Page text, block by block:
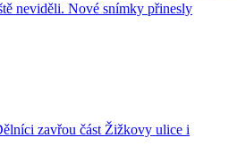
neviděli. Nové snímky přinesly
zavřou část Žižkovy ulice i